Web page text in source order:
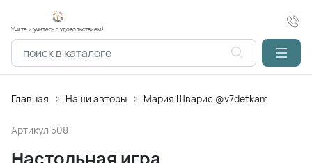
Учите и учитесь с удовольствием!
Главная Наши авторы Мария Шварис @v7detkam
Артикул 508